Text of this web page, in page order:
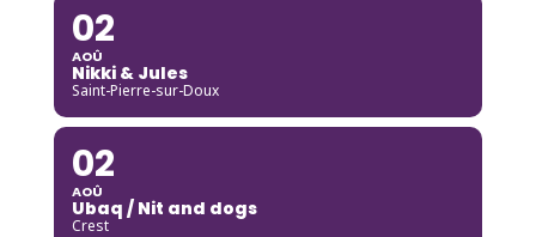
02
AOÛ
Nikki & Jules
Saint-Pierre-sur-Doux
02
AOÛ
Ubaq / Nit and dogs
Crest